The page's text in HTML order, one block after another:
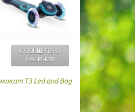
СООБЩИТЬ О
НАЛИЧИИ
T3 Led and Bag